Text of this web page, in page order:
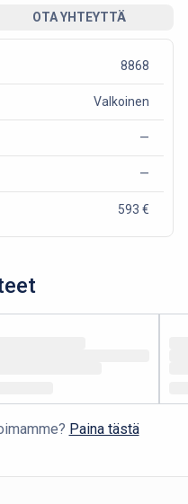
OTA YHTEYTTÄ
8868
Valkoinen
—
—
593 €
Paina tästä